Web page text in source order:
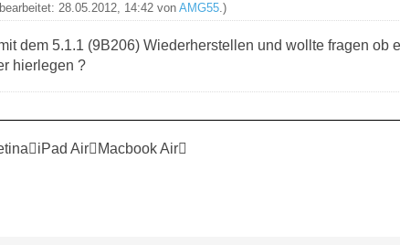
28.05.2012, 14:42 von AMG55.)
dem 5.1.1 (9B206) Wiederherstellen und wollte fragen ob
hierlegen ?
AirMacbook Air